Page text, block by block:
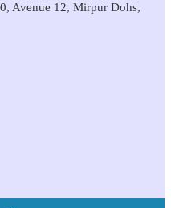
Avenue 12, Mirpur Dohs,